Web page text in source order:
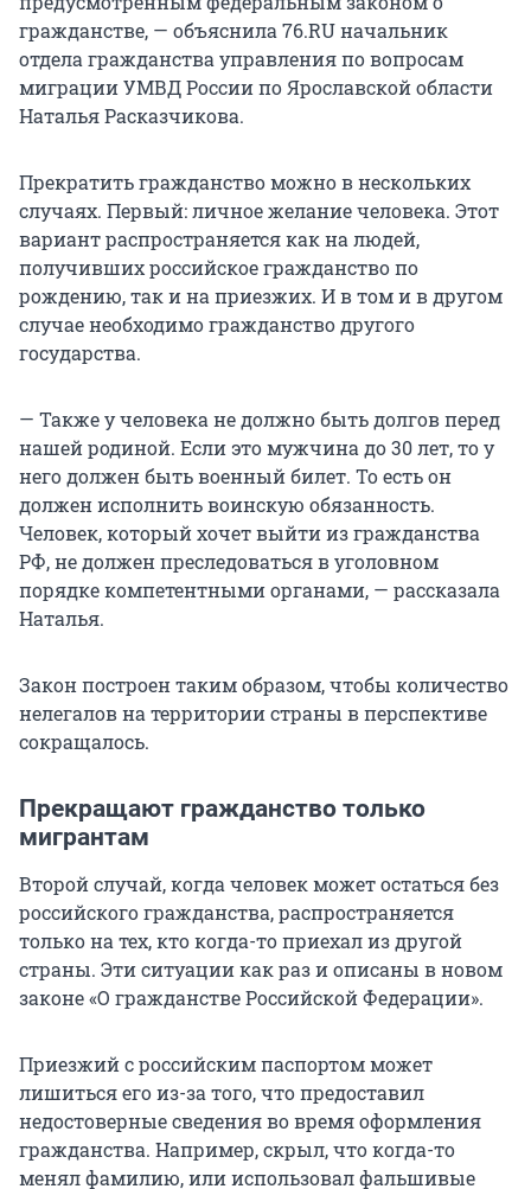
гражданстве, — объяснила 76.RU начальник
отдела гражданства управления по вопросам
миграции УМВД России по Ярославской области
Наталья Расказчикова.
Прекратить гражданство можно в нескольких
случаях. Первый: личное желание человека. Этот
вариант распространяется как на людей,
получивших российское гражданство по
рождению, так и на приезжих. И в том и в другом
случае необходимо гражданство другого
государства.
— Также у человека не должно быть долгов перед
нашей родиной. Если это мужчина до 30 лет, то у
него должен быть военный билет. То есть он
должен исполнить воинскую обязанность.
Человек, который хочет выйти из гражданства
РФ, не должен преследоваться в уголовном
порядке компетентными органами, — рассказала
Наталья.
Закон построен таким образом, чтобы количество
нелегалов на территории страны в перспективе
сокращалось.
Прекращают гражданство только
мигрантам
Второй случай, когда человек может остаться без
российского гражданства, распространяется
только на тех, кто когда-то приехал из другой
страны. Эти ситуации как раз и описаны в новом
законе «О гражданстве Российской Федерации».
Приезжий с российским паспортом может
лишиться его из-за того, что предоставил
недостоверные сведения во время оформления
гражданства. Например, скрыл, что когда-то
менял фамилию, или использовал фальшивые